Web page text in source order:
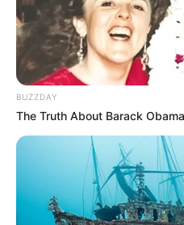
BUZZDAY
The Truth About Barack